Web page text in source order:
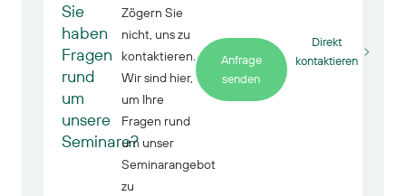
Sie
haben
Fragen
rund
um
unsere
Seminare?
Zögern Sie
nicht, uns zu
kontaktieren.
Wir sind hier,
um Ihre
Fragen rund
um unser
Seminarangebot
zu
Anfrage
senden
Direkt
kontaktieren